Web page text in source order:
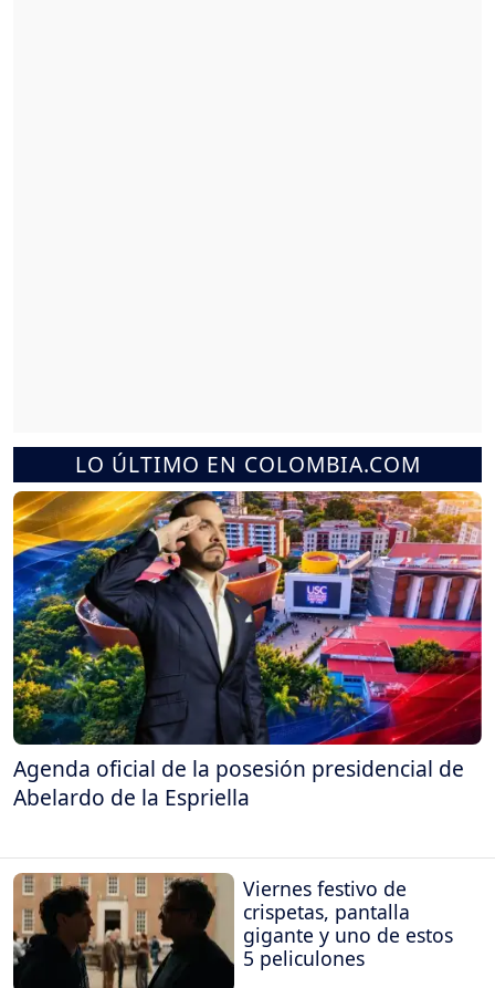
LO ÚLTIMO EN COLOMBIA.COM
Agenda oficial de la posesión presidencial de
Abelardo de la Espriella
Viernes festivo de
crispetas, pantalla
gigante y uno de estos
5 peliculones